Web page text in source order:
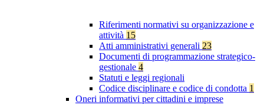
Riferimenti normativi su organizzazione e
attività 15
Atti amministrativi generali 23
Documenti di programmazione strategico-
gestionale 4
Statuti e leggi regionali
Codice disciplinare e codice di condotta 1
Oneri informativi per cittadini e imprese